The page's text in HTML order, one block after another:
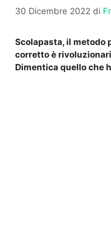
30 Dicembre 2022 di
Scolapasta, il metodo
corretto è
Dimentica quello che